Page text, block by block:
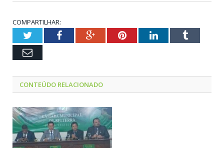
COMPARTILHAR:
TwitterFacebookGoogle+PinterestLinkedInTumblr
Email
CONTEÚDO RELACIONADO